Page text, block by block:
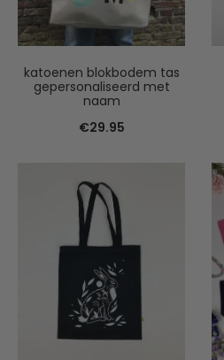
katoenen blokbodem tas
gepersonaliseerd met
naam
€29.95